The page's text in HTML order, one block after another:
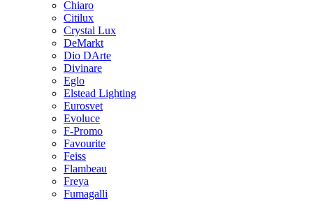
Chiaro
Citilux
Crystal Lux
DeMarkt
Dio DArte
Divinare
Eglo
Elstead Lighting
Eurosvet
Evoluce
F-Promo
Favourite
Feiss
Flambeau
Freya
Fumagalli